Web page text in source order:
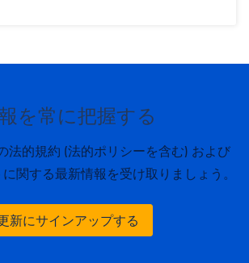
を常に把握する
法的規約 (法的ポリシーを含む) および
関する最新情報を受け取りましょう。
新にサインアップする